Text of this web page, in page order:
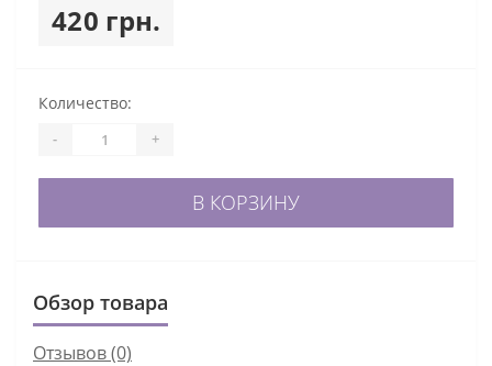
420 грн.
Количество:
- +
В КОРЗИНУ
Обзор товара
Отзывов (0)